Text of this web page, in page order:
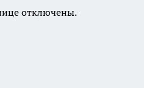
отключены.